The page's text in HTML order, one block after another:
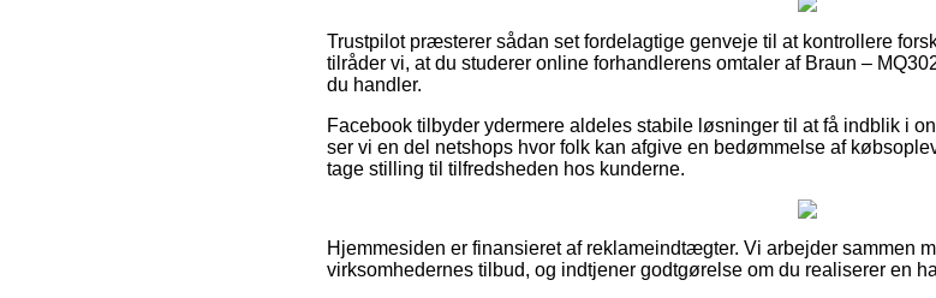
Trustpilot præsterer sådan set fordelagtige genveje til at kontrollere
tilråder vi, at du studerer online forhandlerens omtaler af Braun –
du handler.
Facebook tilbyder ydermere aldeles stabile løsninger til at få indblik i
ser vi en del netshops hvor folk kan afgive en bedømmelse af
tage stilling til tilfredsheden hos kunderne.
Hjemmesiden er finansieret af reklameindtægter. Vi arbejder sammen
virksomhedernes tilbud, og indtjener godtgørelse om du realiserer en